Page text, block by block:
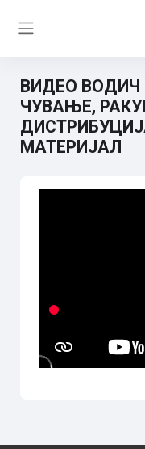
ВИДЕО ВОДИЧ
ЧУВАЊЕ,
МАТЕРИЈАЛ